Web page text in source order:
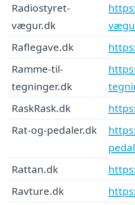
Radiostyret-
vægur.dk
Raflegave.dk
Ramme-til-
tegninger.dk
RaskRask.dk
Rat-og-pedaler.dk
Rattan.dk
Ravture.dk